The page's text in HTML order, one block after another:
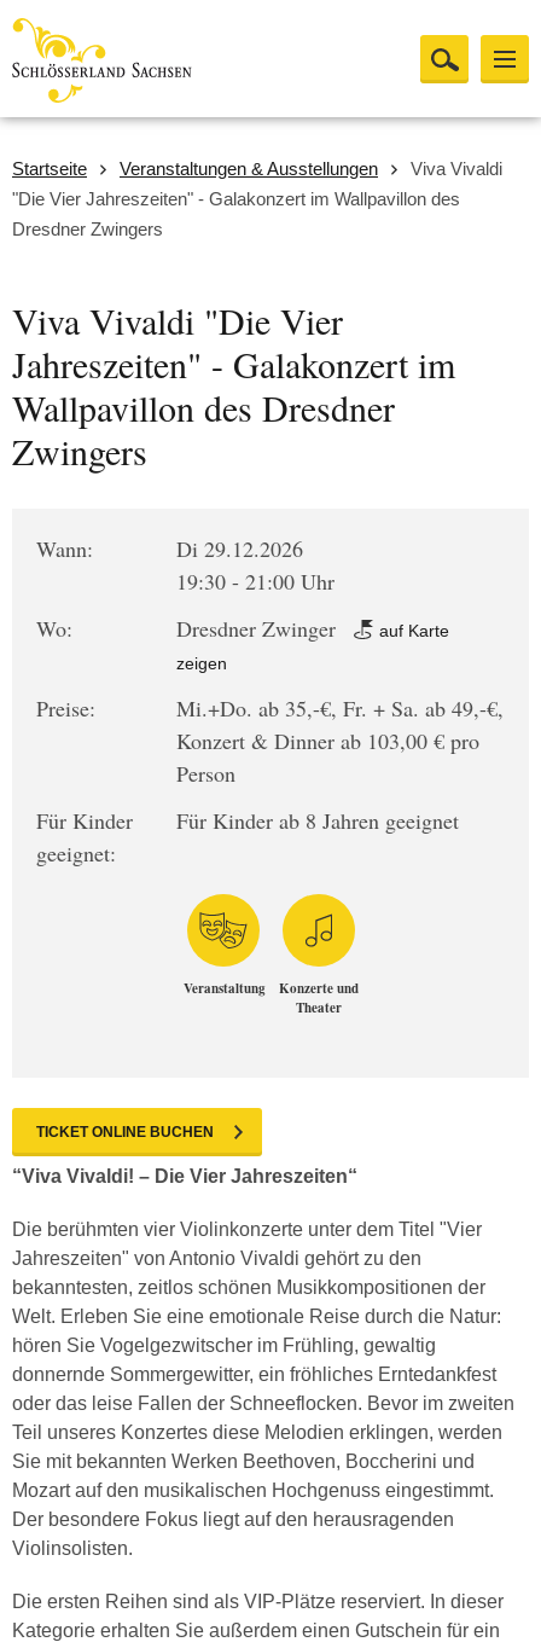
Startseite Veranstaltungen & Ausstellungen
Viva Vivaldi
"Die Vier Jahreszeiten" - Galakonzert im Wallpavillon des
Dresdner Zwingers
Viva Vivaldi "Die Vier
Jahreszeiten" - Galakonzert im
Wallpavillon des Dresdner
Zwingers
Wann:
Di 29.12.2026
19:30 - 21:00 Uhr
Wo:
Dresdner Zwinger
auf Karte
zeigen
Preise:
Mi.+Do. ab 35,-€, Fr. + Sa. ab 49,-€,
Konzert & Dinner ab 103,00 € pro
Person
Für Kinder
geeignet:
Für Kinder ab 8 Jahren geeignet
Veranstaltung
Konzerte und
Theater
TICKET ONLINE BUCHEN
“Viva Vivaldi! – Die Vier Jahreszeiten“
Die berühmten vier Violinkonzerte unter dem Titel "Vier
Jahreszeiten" von Antonio Vivaldi gehört zu den
bekanntesten, zeitlos schönen Musikkompositionen der
Welt. Erleben Sie eine emotionale Reise durch die Natur:
hören Sie Vogelgezwitscher im Frühling, gewaltig
donnernde Sommergewitter, ein fröhliches Erntedankfest
oder das leise Fallen der Schneeflocken. Bevor im zweiten
Teil unseres Konzertes diese Melodien erklingen, werden
Sie mit bekannten Werken Beethoven, Boccherini und
Mozart auf den musikalischen Hochgenuss eingestimmt.
Der besondere Fokus liegt auf den herausragenden
Violinsolisten.
Die ersten Reihen sind als VIP-Plätze reserviert. In dieser
Kategorie erhalten Sie außerdem einen Gutschein für ein